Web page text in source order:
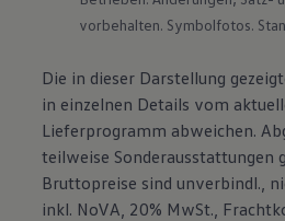
vorbehalten. Symbolfotos.
Die in dieser Darstellung
in einzelnen Details vom
Lieferprogramm abweichen.
teilweise Sonderausstattungen
Bruttopreise sind unverbindl.,
inkl. NoVA, 20% MwSt.,